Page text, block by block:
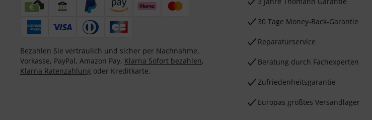
Bezahlen Sie vertraulich und sicher per Nachnahme,
Vorkasse, PayPal, Amazon Pay, Klarna Sofort bezahlen,
Klarna Ratenzahlung oder Kreditkarte.
30 Tage Money-Back-Garantie
Reparaturservice
Beratung durch Fachexperten
Zufriedenheitsgarantie
Europas größtes Versandlager